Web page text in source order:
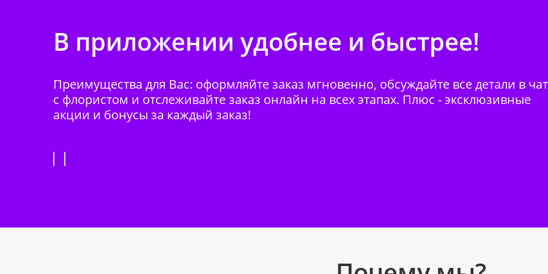
В приложении удобнее и быстрее!
Преимущества для Вас: оформляйте заказ мгновенно, обсуждайте все детали в
с флористом и отслеживайте заказ онлайн на всех этапах. Плюс - эксклюзивные
акции и бонусы за каждый заказ!